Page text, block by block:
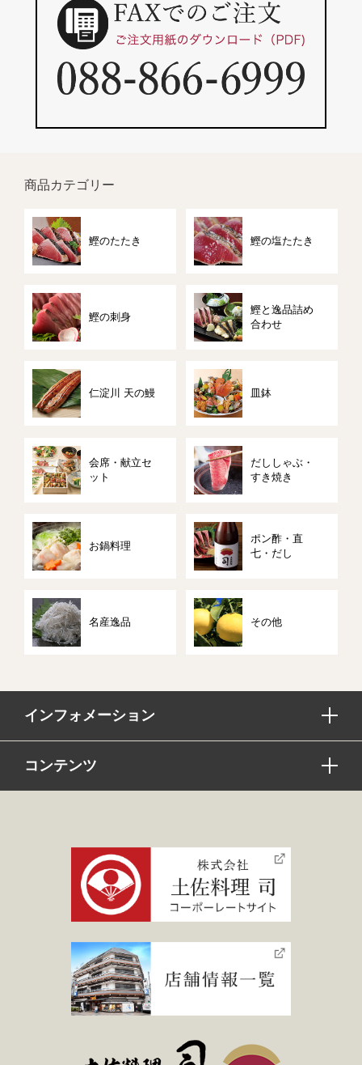
商品カテゴリー
鰹のたたき 鰹の塩たたき
鰹の刺身
鰹と逸品詰め
合わせ
仁淀川 天の鰻 皿鉢
会席・献立セ
ット
だししゃぶ・
すき焼き
お鍋料理
ポン酢・直
七・だし
名産逸品 その他
インフォメーション
コンテンツ